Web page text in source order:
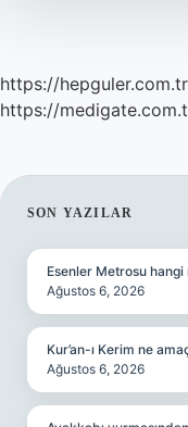
https://hepguler.com.tr
https://
SON YAZILAR
Esenler Metrosu
Ağustos 6, 2026
Kur’an-ı Kerim ne
Ağustos 6, 2026